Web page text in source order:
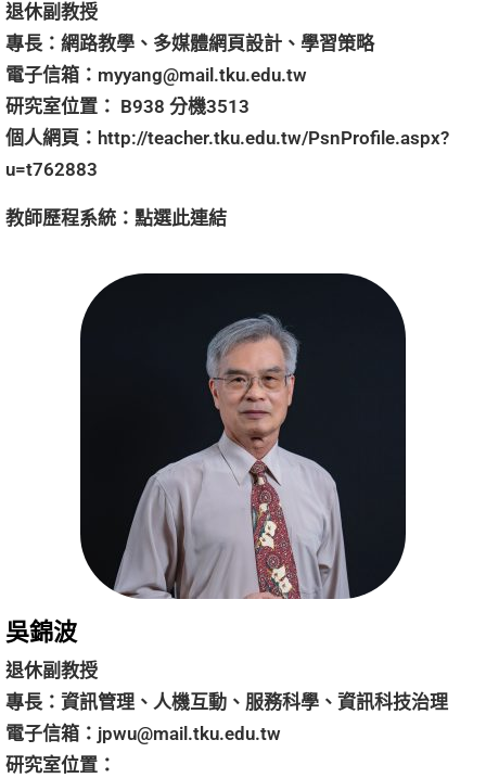
退休副教授
專長：網路教學、多媒體網頁設計、學習策略
電子信箱： myyang@mail.tku.edu.tw
研究室位置： B938 分機3513
個人網頁： http://teacher.tku.edu.tw/PsnProfile.aspx?
u=t762883
教師歷程系統： 點選此連結
吳錦波
退休副教授
專長：資訊管理、人機互動、服務科學、資訊科技治理
電子信箱： jpwu@mail.tku.edu.tw
研究室位置：